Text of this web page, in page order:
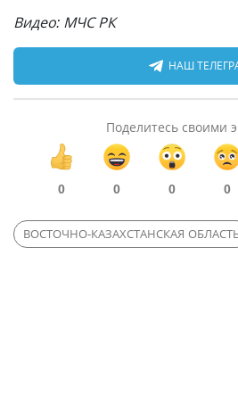
Видео: МЧС РК
НАШ
Поделитесь своими
0 0 0 0
ВОСТОЧНО-КАЗАХСТАНСКАЯ